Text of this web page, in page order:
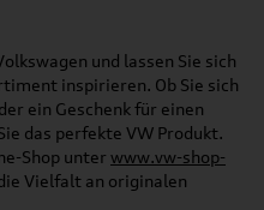
und lassen Sie sich
inspirieren. Ob Sie sich
ein Geschenk für einen
das perfekte VW Produkt.
Shop unter www.vw-shop-
Vielfalt an originalen